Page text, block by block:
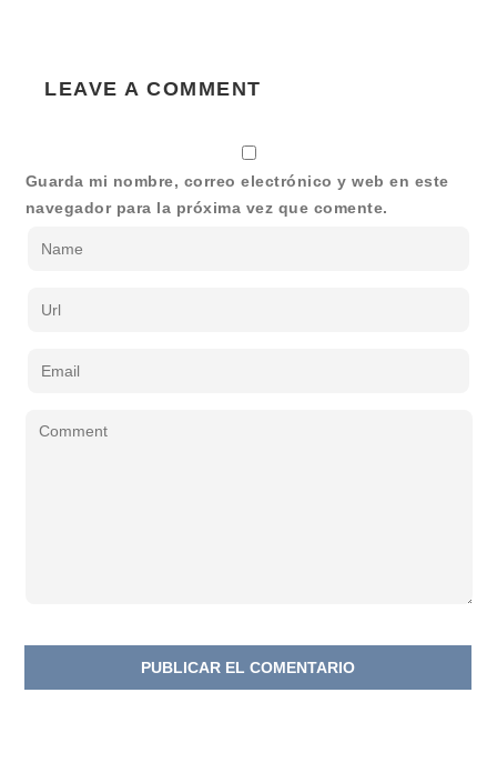
LEAVE A COMMENT
Guarda mi nombre, correo electrónico y web en este
navegador para la próxima vez que comente.